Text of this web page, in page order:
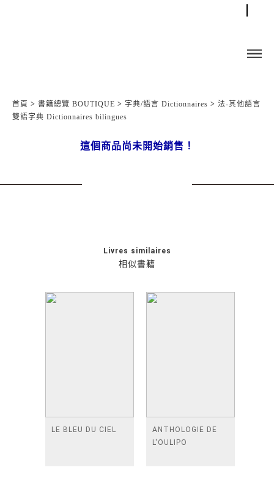
首頁 > 書籍總覽 BOUTIQUE > 字典/語言 Dictionnaires > 法-其他語言
雙語字典 Dictionnaires bilingues
這個商品尚未開始銷售！
相似書籍
Livres similaires
LE BLEU DU CIEL
ANTHOLOGIE DE
L'OULIPO